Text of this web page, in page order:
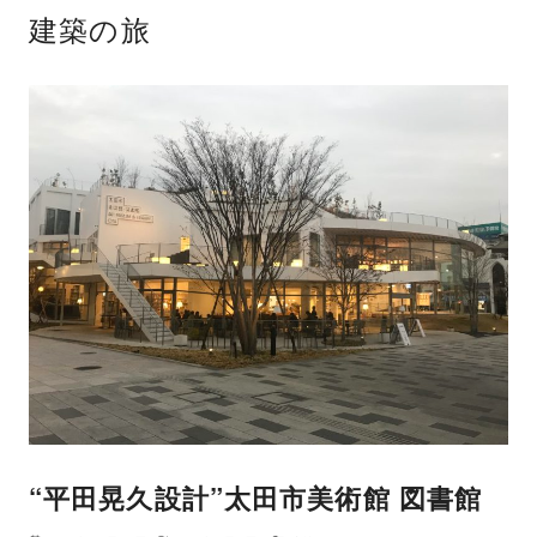
建築の旅
“平田晃久設計”太田市美術館 図書館